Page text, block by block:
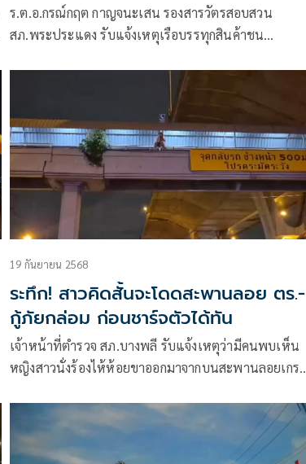
ร.ต.อ.กรณ์กฤต กาญจนะเสน รองสารวัตรสอบสวน
สภ.พระประแดง รับแจ้งเหตุเรือบรรทุกสินค้าชน
19 กันยายน 2568
ระทึก! สาวคิดสั้นจะโดดสะพานลอย ตร.-
กู้ภัยกล่อม ก่อนชาร์จตัวได้ทัน
เจ้าหน้าที่ตำรวจ สภ.บางพลี รับแจ้งเหตุว่ามีคนพบเห็น
หญิงสาวนั่งร้องไห้ห้อยขาออกมาจากบนสะพานลอยเกรง